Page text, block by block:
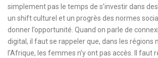
simplement pas le temps de s’investir dans
un shift culturel et un progrès des normes
donner l’opportunité. Quand on parle de
digital, il faut se rappeler que, dans les régions
l’Afrique, les femmes n’y ont pas accès. Il faut